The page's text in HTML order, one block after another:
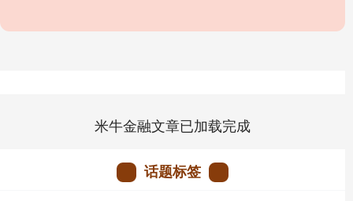
米牛金融文章已加载完成
话题标签